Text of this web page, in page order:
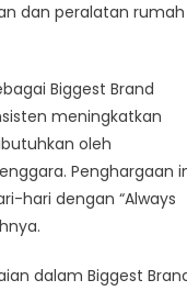
dan peralatan rumah
Biggest Brand
meningkatkan
oleh
Penghargaan
hari dengan “Always
dalam Biggest